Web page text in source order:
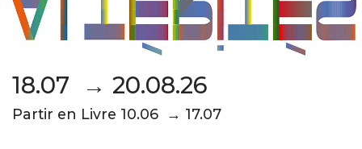
18.07 → 20.08.26
Partir en Livre 10.06 → 17.07